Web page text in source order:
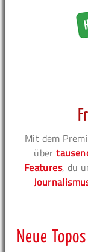
Mit dem
über
Features, du
Neue Topos